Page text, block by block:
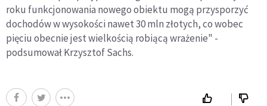
roku funkcjonowania nowego obiektu mogą przysporzyć
dochodów w wysokości nawet 30 mln złotych, co wobec
pięciu obecnie jest wielkością robiącą wrażenie" -
podsumował Krzysztof Sachs.